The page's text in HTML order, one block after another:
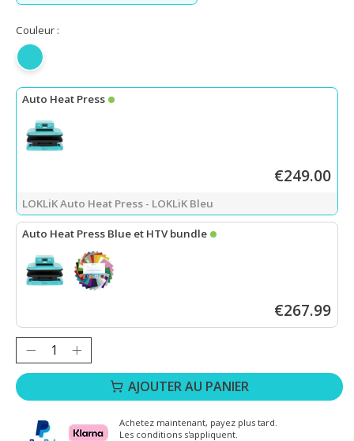
Couleur :
LOKLiK Bleu
Auto Heat Press
€249.00
LOKLiK Auto Heat Press - LOKLiK Bleu
Auto Heat Press Blue et HTV bundle
€267.99
LOKLiK Auto Heat Press
Quantité :
AJOUTER AU PANIER
Achetez maintenant, payez plus tard.
Les conditions s'appliquent.